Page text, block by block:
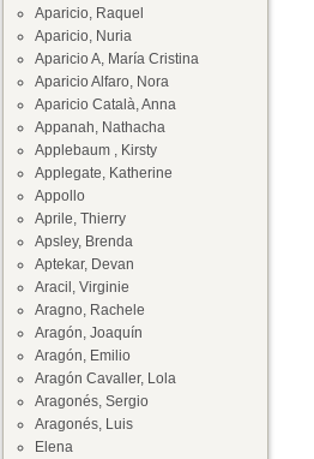
Aparicio, Raquel
Aparicio, Nuria
Aparicio A, María Cristina
Aparicio Alfaro, Nora
Aparicio Català, Anna
Appanah, Nathacha
Applebaum , Kirsty
Applegate, Katherine
Appollo
Aprile, Thierry
Apsley, Brenda
Aptekar, Devan
Aracil, Virginie
Aragno, Rachele
Aragón, Joaquín
Aragón, Emilio
Aragón Cavaller, Lola
Aragonés, Sergio
Aragonés, Luis
Elena